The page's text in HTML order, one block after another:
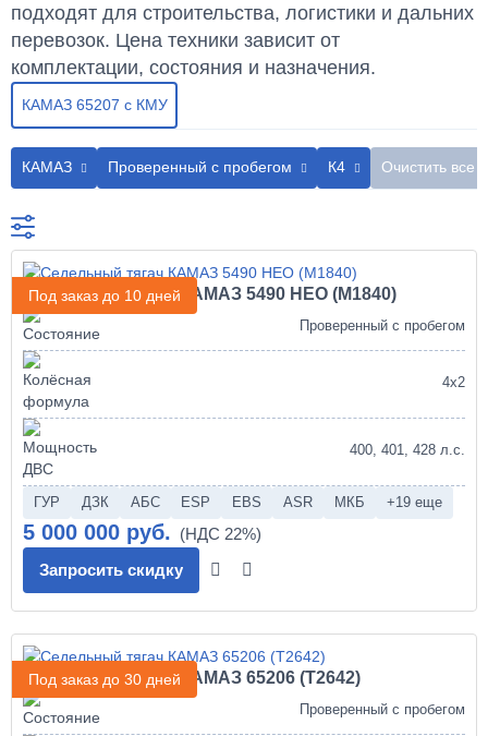
подходят для строительства, логистики и дальних
перевозок. Цена техники зависит от
комплектации, состояния и назначения.
КАМАЗ 65207 с КМУ
КАМАЗ Проверенный с пробегом К4 Очистить все
Под заказ до 10 дней
Седельный тягач КАМАЗ 5490 НЕО (М1840)
Проверенный с пробегом
4х2
400, 401, 428 л.с.
ГУР ДЗК АБС ESP EBS ASR МКБ +19 еще
5 000 000 руб.
Запросить скидку
Под заказ до 30 дней
Седельный тягач КАМАЗ 65206 (Т2642)
Проверенный с пробегом